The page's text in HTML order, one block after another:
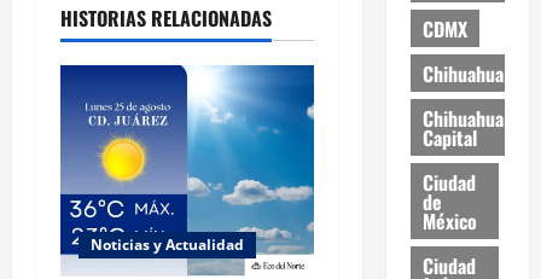
HISTORIAS RELACIONADAS
Noticias y Actualidad
CDMX
Chihuahua
Chihuahua
Capital
Ciudad
de
México
Ciudad